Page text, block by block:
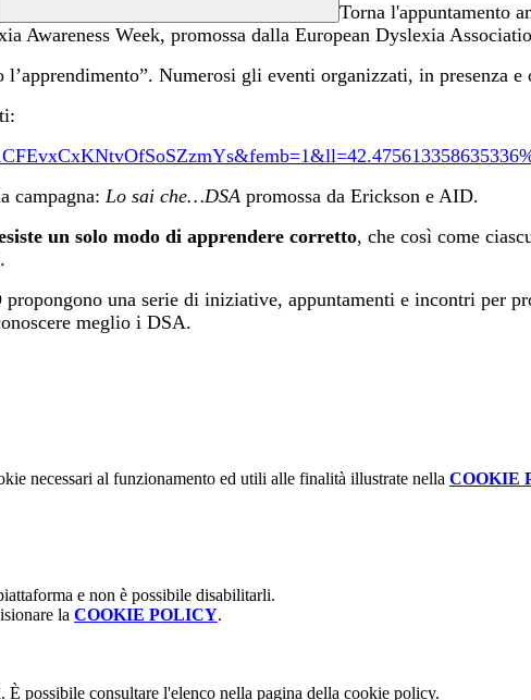
Torna l'appuntamento
Awareness Week, promossa dalla European Dyslexia
Numerosi gli eventi organizzati, in presenza
campagna: Lo sai che…DSA promossa da Erickson e AID.
un solo modo di apprendere corretto, che così come
una serie di iniziative, appuntamenti e incontri per
meglio i DSA.
necessari al funzionamento ed utili alle finalità illustrate nella COOKIE
e non è possibile disabilitarli.
la COOKIE POLICY.
possibile consultare l'elenco nella pagina della cookie policy.